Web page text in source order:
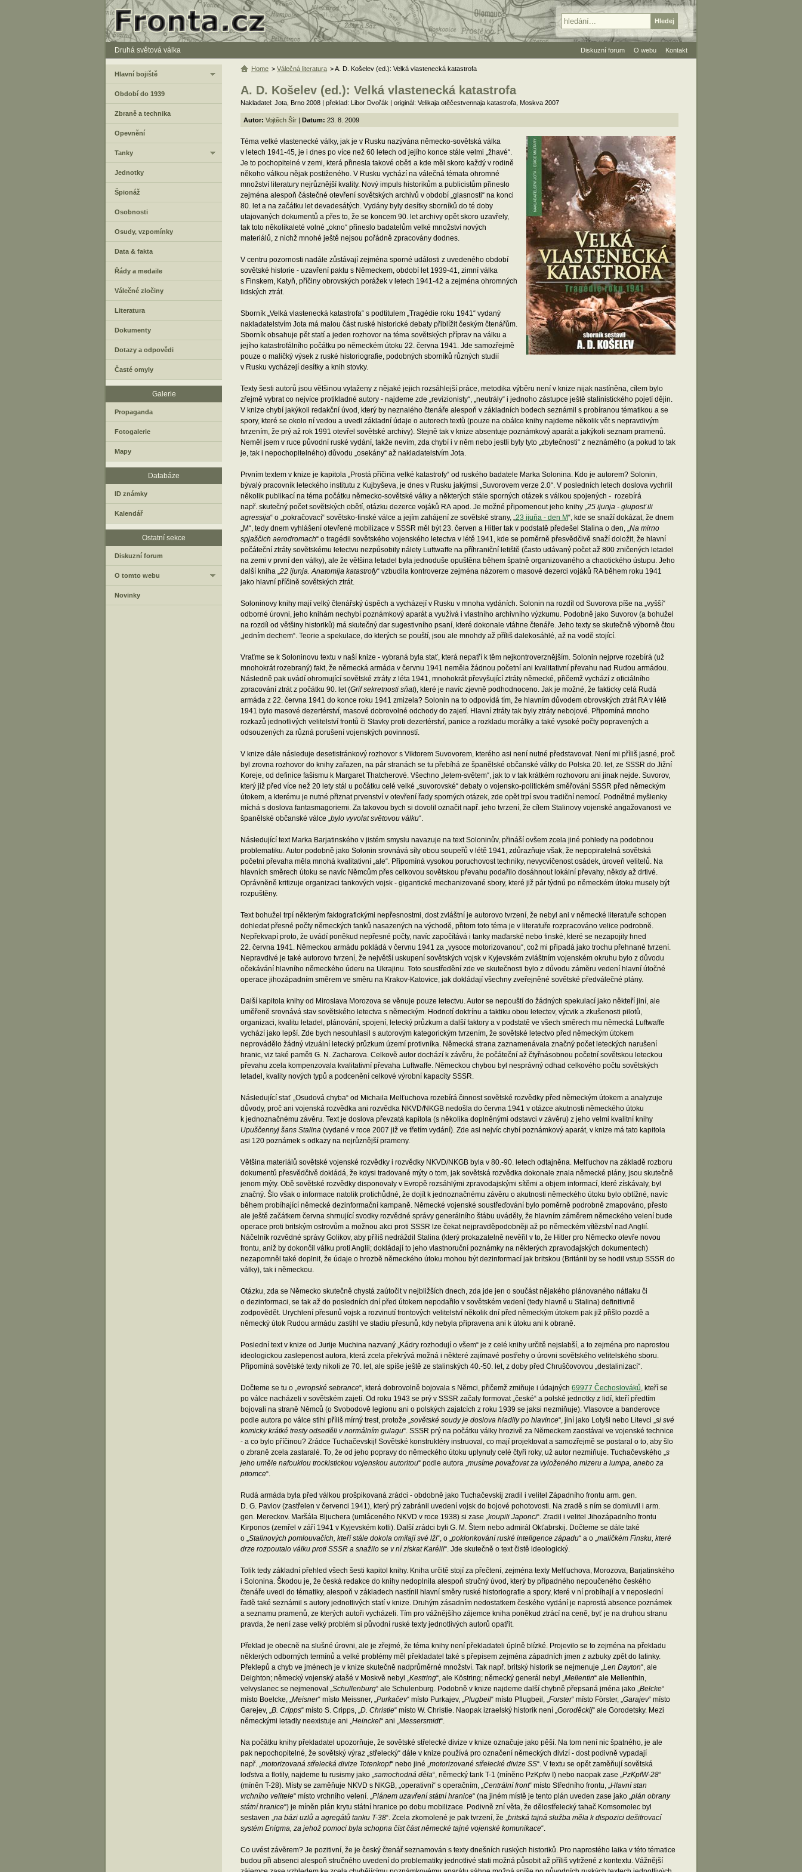
Druhá světová válka
A. D. Košelev (ed.): Velká vlastenecká katastrofa
Nakladatel: Jota, Brno 2008 | překlad: Libor Dvořák | originál: Velikaja otěčestvennaja katastrofa, Moskva 2007
Autor: Vojtěch Šír | Datum: 23. 8. 2009
Téma velké vlastenecké války, jak je v Rusku nazývána německo-sovětská válka
v letech 1941-45, je i dnes po více než 60 letech od jejího konce stále velmi „žhavé“.
Je to pochopitelné v zemi, která přinesla takové oběti a kde měl skoro každý v rodině
někoho válkou nějak postiženého. V Rusku vychází na válečná témata ohromné
množství literatury nejrůznější kvality. Nový impuls historikům a publicistům přineslo
zejména alespoň částečné otevření sovětských archivů v období „glasnosti“ na konci
80. let a na začátku let devadesátých. Vydány byly desítky sborníků do té doby
utajovaných dokumentů a přes to, že se koncem 90. let archivy opět skoro uzavřely,
tak toto několikaleté volné „okno“ přineslo badatelům velké množství nových
materiálů, z nichž mnohé ještě nejsou pořádně zpracovány dodnes.
V centru pozornosti nadále zůstávají zejména sporné události z uvedeného období
sovětské historie - uzavření paktu s Německem, období let 1939-41, zimní válka
s Finskem, Katyň, příčiny obrovských porážek v letech 1941-42 a zejména ohromných
lidských ztrát.
Sborník „Velká vlastenecká katastrofa“ s podtitulem „Tragédie roku 1941“ vydaný
nakladatelstvím Jota má malou část ruské historické debaty přiblížit českým čtenářům.
Sborník obsahuje pět statí a jeden rozhovor na téma sovětských příprav na válku a
jejího katastrofálního počátku po německém útoku 22. června 1941. Jde samozřejmě
pouze o maličký výsek z ruské historiografie, podobných sborníků různých studií
v Rusku vycházejí desítky a knih stovky.
Texty šesti autorů jsou většinou vytaženy z nějaké jejich rozsáhlejší práce, metodika výběru není v knize nijak nastíněna, cílem bylo
zřejmě vybrat co nejvíce protikladné autory - najdeme zde „revizionisty“, „neutrály“ i jednoho zástupce ještě stalinistického pojetí dějin.
V knize chybí jakýkoli redakční úvod, který by neznalého čtenáře alespoň v základních bodech seznámil s probíranou tématikou a se
spory, které se okolo ní vedou a uvedl základní údaje o autorech textů (pouze na obálce knihy najdeme několik vět s nepravdivým
tvrzením, že prý až rok 1991 otevřel sovětské archivy). Stejně tak v knize absentuje poznámkový aparát a jakýkoli seznam pramenů.
Neměl jsem v ruce původní ruské vydání, takže nevím, zda chybí i v něm nebo jestli byly tyto „zbytečnosti“ z neznámého (a pokud to tak
je, tak i nepochopitelného) důvodu „osekány“ až nakladatelstvím Jota.
Prvním textem v knize je kapitola „Prostá příčina velké katastrofy“ od ruského badatele Marka Solonina. Kdo je autorem? Solonin,
bývalý pracovník leteckého institutu z Kujbyševa, je dnes v Rusku jakýmsi „Suvorovem verze 2.0“. V posledních letech doslova vychrlil
několik publikací na téma počátku německo-sovětské války a některých stále sporných otázek s válkou spojených - rozebírá
např. skutečný počet sovětských obětí, otázku dezerce vojáků RA apod. Je možné připomenout jeho knihy „25 ijunja - gluposť ili
agressija“ o „pokračovací“ sovětsko-finské válce a jejím zahájení ze sovětské strany, „23 ijuňa - den M“, kde se snaží dokázat, že dnem
„M“, tedy dnem vyhlášení otevřené mobilizace v SSSR měl být 23. červen a Hitler tak v podstatě předešel Stalina o den, „Na mirno
spjaščich aerodromach“ o tragédii sovětského vojenského letectva v létě 1941, kde se poměrně přesvědčivě snaží doložit, že hlavní
počáteční ztráty sovětskému letectvu nezpůsobily nálety Luftwaffe na příhraniční letiště (často udávaný počet až 800 zničených letadel
na zemi v první den války), ale že většina letadel byla jednoduše opuštěna během špatně organizovaného a chaotického ústupu. Jeho
další kniha „22 ijunja. Anatomija katastrofy“ vzbudila kontroverze zejména názorem o masové dezerci vojáků RA během roku 1941
jako hlavní příčině sovětských ztrát.
Soloninovy knihy mají velký čtenářský úspěch a vycházejí v Rusku v mnoha vydáních. Solonin na rozdíl od Suvorova píše na „vyšší“
odborné úrovni, jeho knihám nechybí poznámkový aparát a využívá i vlastního archivního výzkumu. Podobně jako Suvorov (a bohužel
na rozdíl od většiny historiků) má skutečný dar sugestivního psaní, které dokonale vtáhne čtenáře. Jeho texty se skutečně výborně čtou
„jedním dechem“. Teorie a spekulace, do kterých se pouští, jsou ale mnohdy až příliš dalekosáhlé, až na vodě stojící.
Vraťme se k Soloninovu textu v naší knize - vybraná byla stať, která nepatří k těm nejkontroverznějším. Solonin nejprve rozebírá (už
mnohokrát rozebraný) fakt, že německá armáda v červnu 1941 neměla žádnou početní ani kvalitativní převahu nad Rudou armádou.
Následně pak uvádí ohromující sovětské ztráty z léta 1941, mnohokrát převyšující ztráty německé, přičemž vychází z oficiálního
zpracování ztrát z počátku 90. let (Grif sekretnosti sňat), které je navíc zjevně podhodnoceno. Jak je možné, že fakticky celá Rudá
armáda z 22. června 1941 do konce roku 1941 zmizela? Solonin na to odpovídá tím, že hlavním důvodem obrovských ztrát RA v létě
1941 bylo masové dezertérství, masové dobrovolné odchody do zajetí. Hlavní ztráty tak byly ztráty nebojové. Připomíná mnoho
rozkazů jednotlivých velitelství frontů či Stavky proti dezertérství, panice a rozkladu morálky a také vysoké počty popravených a
odsouzených za různá porušení vojenských povinností.
V knize dále následuje desetistránkový rozhovor s Viktorem Suvovorem, kterého asi není nutné představovat. Není mi příliš jasné, proč
byl zrovna rozhovor do knihy zařazen, na pár stranách se tu přebíhá ze španělské občanské války do Polska 20. let, ze SSSR do Jižní
Koreje, od definice fašismu k Margaret Thatcherové. Všechno „letem-světem“, jak to v tak krátkém rozhovoru ani jinak nejde. Suvorov,
který již před více než 20 lety stál u počátku celé velké „suvorovské“ debaty o vojensko-politickém směřování SSSR před německým
útokem, a kterému je nutné přiznat prvenství v otevření řady sporných otázek, zde opět trpí svou tradiční nemocí. Podnětné myšlenky
míchá s doslova fantasmagoriemi. Za takovou bych si dovolil označit např. jeho tvrzení, že cílem Stalinovy vojenské angažovanosti ve
španělské občanské válce „bylo vyvolat světovou válku“.
Následující text Marka Barjatinského v jistém smyslu navazuje na text Soloninův, přináší ovšem zcela jiné pohledy na podobnou
problematiku. Autor podobně jako Solonin srovnává síly obou soupeřů v létě 1941, zdůrazňuje však, že nepopiratelná sovětská
početní převaha měla mnohá kvalitativní „ale“. Připomíná vysokou poruchovost techniky, nevycvičenost osádek, úroveň velitelů. Na
hlavních směrech útoku se navíc Němcům přes celkovou sovětskou převahu podařilo dosáhnout lokální převahy, někdy až drtivé.
Oprávněně kritizuje organizaci tankových vojsk - gigantické mechanizované sbory, které již pár týdnů po německém útoku musely být
rozpuštěny.
Text bohužel trpí některým faktografickými nepřesnostmi, dost zvláštní je autorovo tvrzení, že nebyl ani v německé literatuře schopen
dohledat přesné počty německých tanků nasazených na východě, přitom toto téma je v literatuře rozpracováno velice podrobně.
Nepřekvapí proto, že uvádí poněkud nepřesné počty, navíc započítává i tanky maďarské nebo finské, které se nezapojily hned
22. června 1941. Německou armádu pokládá v červnu 1941 za „vysoce motorizovanou“, což mi připadá jako trochu přehnané tvrzení.
Nepravdivé je také autorovo tvrzení, že největší uskupení sovětských vojsk v Kyjevském zvláštním vojenském okruhu bylo z důvodu
očekávání hlavního německého úderu na Ukrajinu. Toto soustředění zde ve skutečnosti bylo z důvodu záměru vedení hlavní útočné
operace jihozápadním směrem ve směru na Krakov-Katovice, jak dokládají všechny zveřejněné sovětské předválečné plány.
Další kapitola knihy od Miroslava Morozova se věnuje pouze letectvu. Autor se nepouští do žádných spekulací jako někteří jiní, ale
uměřeně srovnává stav sovětského letectva s německým. Hodnotí doktrínu a taktiku obou letectev, výcvik a zkušenosti pilotů,
organizaci, kvalitu letadel, plánování, spojení, letecký průzkum a další faktory a v podstatě ve všech směrech mu německá Luftwaffe
vychází jako lepší. Zde bych nesouhlasil s autorovým kategorickým tvrzením, že sovětské letectvo před německým útokem
neprovádělo žádný vizuální letecký průzkum území protivníka. Německá strana zaznamenávala značný počet leteckých narušení
hranic, viz také paměti G. N. Zacharova. Celkově autor dochází k závěru, že počáteční až čtyřnásobnou početní sovětskou leteckou
převahu zcela kompenzovala kvalitativní převaha Luftwaffe. Německou chybou byl nesprávný odhad celkového počtu sovětských
letadel, kvality nových typů a podcenění celkové výrobní kapacity SSSR.
Následující stať „Osudová chyba“ od Michaila Melťuchova rozebírá činnost sovětské rozvědky před německým útokem a analyzuje
důvody, proč ani vojenská rozvědka ani rozvědka NKVD/NKGB nedošla do června 1941 v otázce akutnosti německého útoku
k jednoznačnému závěru. Text je doslova převzatá kapitola (s několika doplněnými odstavci v závěru) z jeho velmi kvalitní knihy
Upuščennyj šans Stalina (vydané v roce 2007 již ve třetím vydání). Zde asi nejvíc chybí poznámkový aparát, v knize má tato kapitola
asi 120 poznámek s odkazy na nejrůznější prameny.
Většina materiálů sovětské vojenské rozvědky i rozvědky NKVD/NKGB byla v 80.-90. letech odtajněna. Melťuchov na základě rozboru
dokumentů přesvědčivě dokládá, že kdysi tradované mýty o tom, jak sovětská rozvědka dokonale znala německé plány, jsou skutečně
jenom mýty. Obě sovětské rozvědky disponovaly v Evropě rozsáhlými zpravodajskými sítěmi a objem informací, které získávaly, byl
značný. Šlo však o informace natolik protichůdné, že dojít k jednoznačnému závěru o akutnosti německého útoku bylo obtížné, navíc
během probíhající německé dezinformační kampaně. Německé vojenské soustřeďování bylo poměrně podrobně zmapováno, přesto
ale ještě začátkem června shrnující svodky rozvědné správy generálního štábu uváděly, že hlavním záměrem německého velení bude
operace proti britským ostrovům a možnou akci proti SSSR lze čekat nejpravděpodobněji až po německém vítězství nad Anglií.
Náčelník rozvědné správy Golikov, aby příliš nedráždil Stalina (který prokazatelně nevěřil v to, že Hitler pro Německo otevře novou
frontu, aniž by dokončil válku proti Anglii; dokládají to jeho vlastnoruční poznámky na některých zpravodajských dokumentech)
nezapomněl také doplnit, že údaje o hrozbě německého útoku mohou být dezinformací jak britskou (Británii by se hodil vstup SSSR do
války), tak i německou.
Otázku, zda se Německo skutečně chystá zaútočit v nejbližších dnech, zda jde jen o součást nějakého plánovaného nátlaku či
o dezinformaci, se tak až do posledních dní před útokem nepodařilo v sovětském vedení (tedy hlavně u Stalina) definitivně
zodpovědět. Urychlení přesunů vojsk a rozvinutí frontových velitelství několik dní před německým útokem pak již přišlo pozdě a
německý útok Rudou armádu zastihl ve stadiu přesunů, kdy nebyla připravena ani k útoku ani k obraně.
Poslední text v knize od Jurije Muchina nazvaný „Kádry rozhodují o všem“ je z celé knihy určitě nejslabší, a to zejména pro naprostou
ideologickou zaslepenost autora, která zcela překrývá možná i některé zajímavé postřehy o úrovni sovětského velitelského sboru.
Připomíná sovětské texty nikoli ze 70. let, ale spíše ještě ze stalinských 40.-50. let, z doby před Chruščovovou „destalinizací“.
Dočteme se tu o „evropské sebrance“, která dobrovolně bojovala s Němci, přičemž zmiňuje i údajných 69977 Čechoslováků, kteří se
po válce nacházeli v sovětském zajetí. Od roku 1943 se prý v SSSR začaly formovat „české“ a polské jednotky z lidí, kteří předtím
bojovali na straně Němců (o Svobodově legionu ani o polských zajatcích z roku 1939 se jaksi nezmiňuje). Vlasovce a banderovce
podle autora po válce stihl příliš mírný trest, protože „sovětské soudy je doslova hladily po hlavince“, jiní jako Lotyši nebo Litevci „si své
komicky krátké tresty odseděli v normálním gulagu“. SSSR prý na počátku války hrozivě za Německem zaostával ve vojenské technice
- a co bylo příčinou? Zrádce Tuchačevskij! Sovětské konstruktéry instruoval, co mají projektovat a samozřejmě se postaral o to, aby šlo
o zbraně zcela zastaralé. To, že od jeho popravy do německého útoku uplynuly celé čtyři roky, už autor nezmiňuje. Tuchačevského „s
jeho uměle nafouklou trockistickou vojenskou autoritou“ podle autora „musíme považovat za vyloženého mizeru a lumpa, anebo za
pitomce“.
Rudá armáda byla před válkou prošpikovaná zrádci - obdobně jako Tuchačevskij zradil i velitel Západního frontu arm. gen.
D. G. Pavlov (zastřelen v červenci 1941), který prý zabránil uvedení vojsk do bojové pohotovosti. Na zradě s ním se domluvil i arm.
gen. Mereckov. Maršála Bljuchera (umláceného NKVD v roce 1938) si zase „koupili Japonci“. Zradil i velitel Jihozápadního frontu
Kirponos (zemřel v září 1941 v Kyjevském kotli). Další zrádci byli G. M. Štern nebo admirál Okťabrskij. Dočteme se dále také
o „Stalinových pomlouvačích, kteří stále dokola omílají své lži“, o „poklonkování ruské inteligence západu“ a o „maličkém Finsku, které
drze rozpoutalo válku proti SSSR a snažilo se v ní získat Karélii“. Jde skutečně o text čistě ideologický.
Tolik tedy základní přehled všech šesti kapitol knihy. Kniha určitě stojí za přečtení, zejména texty Melťuchova, Morozova, Barjatinského
i Solonina. Škodou je, že česká redakce do knihy nedoplnila alespoň stručný úvod, který by případného nepoučeného českého
čtenáře uvedl do tématiky, alespoň v základech nastínil hlavní směry ruské historiografie a spory, které v ní probíhají a v neposlední
řadě také seznámil s autory jednotlivých statí v knize. Druhým zásadním nedostatkem českého vydání je naprostá absence poznámek
a seznamu pramenů, ze kterých autoři vycházeli. Tím pro vážnějšího zájemce kniha poněkud ztrácí na ceně, byť je na druhou stranu
pravda, že není zase velký problém si původní ruské texty jednotlivých autorů opatřit.
Překlad je obecně na slušné úrovni, ale je zřejmé, že téma knihy není překladateli úplně blízké. Projevilo se to zejména na překladu
některých odborných termínů a velké problémy měl překladatel také s přepisem zejména západních jmen z azbuky zpět do latinky.
Překlepů a chyb ve jménech je v knize skutečně nadprůměrné množství. Tak např. britský historik se nejmenuje „Len Dayton“, ale
Deighton; německý vojenský atašé v Moskvě nebyl „Kestring“, ale Köstring; německý generál nebyl „Mellentin“ ale Mellenthin,
velvyslanec se nejmenoval „Schullenburg“ ale Schulenburg. Podobně v knize najdeme další chybně přepsaná jména jako „Belcke“
místo Boelcke, „Meisner“ místo Meissner, „Purkačev“ místo Purkajev, „Plugbeil“ místo Pflugbeil, „Forster“ místo Förster, „Garajev“ místo
Garejev, „B. Cripps“ místo S. Cripps, „D. Christie“ místo W. Christie. Naopak izraelský historik není „Goroděckij“ ale Gorodetsky. Mezi
německými letadly neexistuje ani „Heinckel“ ani „Messersmidt“.
Na počátku knihy překladatel upozorňuje, že sovětské střelecké divize v knize označuje jako pěší. Na tom není nic špatného, je ale
pak nepochopitelné, že sovětský výraz „střelecký“ dále v knize používá pro označení německých divizí - dost podivně vypadají
např. „motorizovaná střelecká divize Totenkopf“ nebo jiné „motorizované střelecké divize SS“. V textu se opět zaměňují sovětská
loďstva a flotily, najdeme tu rusismy jako „samochodná děla“, německý tank T-1 (míněno PzKpfw I) nebo naopak zase „PzKpfW-28“
(míněn T-28). Místy se zaměňuje NKVD s NKGB, „operativní“ s operačním, „Centrální front“ místo Středního frontu, „Hlavní stan
vrchního velitele“ místo vrchního velení. „Plánem uzavření státní hranice“ (na jiném místě je tento plán uveden zase jako „plán obrany
státní hranice“) je míněn plán krytu státní hranice po dobu mobilizace. Podivně zní věta, že dělostřelecký tahač Komsomolec byl
sestaven „na bázi uzlů a agregátů tanku T-38“. Zcela zkomolené je pak tvrzení, že „britská tajná služba měla k dispozici dešifrovací
systém Enigma, za jehož pomoci byla schopna číst část německé tajné vojenské komunikace“.
Co uvést závěrem? Je pozitivní, že je český čtenář seznamován s texty dnešních ruských historiků. Pro naprostého laika v této tématice
budou při absenci alespoň stručného uvedení do problematiky jednotlivé stati možná působit až příliš vytržené z kontextu. Vážnější
Home > Válečná literatura > A. D. Košelev (ed.): Velká vlastenecká katastrofa
Hlavní bojiště
Období do 1939
Zbraně a technika
Opevnění
Tanky
Jednotky
Špionáž
Osobnosti
Osudy, vzpomínky
Data & fakta
Řády a medaile
Válečné zločiny
Literatura
Dokumenty
Dotazy a odpovědi
Časté omyly
Galerie
Propaganda
Fotogalerie
Mapy
Databáze
ID známky
Kalendář
Ostatní sekce
Diskuzní forum
O tomto webu
Novinky
Diskuzní forum O webu Kontakt